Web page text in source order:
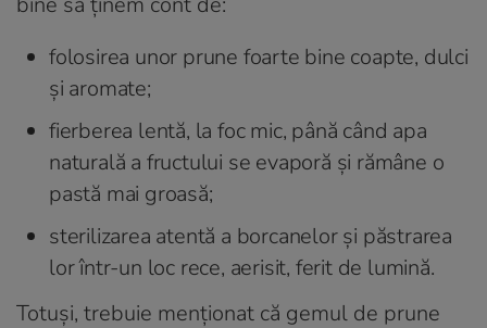
folosirea unor prune foarte bine coapte, dulci
și aromate;
fierberea lentă, la foc mic, până când apa
naturală a fructului se evaporă și rămâne o
pastă mai groasă;
sterilizarea atentă a borcanelor și păstrarea
lor într-un loc rece, aerisit, ferit de lumină.
Totuși, trebuie menționat că gemul de prune